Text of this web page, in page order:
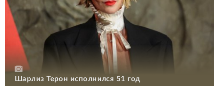
Шарлиз Терон исполнился 51 год